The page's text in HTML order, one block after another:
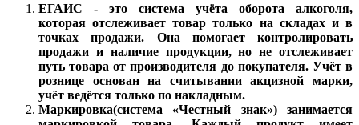
ЕГАИС - это система учёта оборота алкоголя,
которая отслеживает товар только на складах и в
точках продажи. Она помогает контролировать
продажи и наличие продукции, но не отслеживает
путь товара от производителя до покупателя. Учёт в
рознице основан на считывании акцизной марки,
учёт ведётся только по накладным.
Маркировка(система «Честный знак») занимается